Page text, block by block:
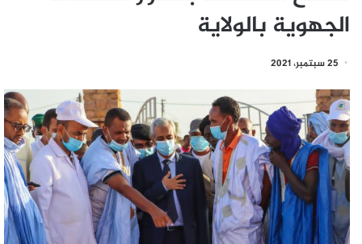
الجهوية بالولاية
25 سبتمبر، 2021